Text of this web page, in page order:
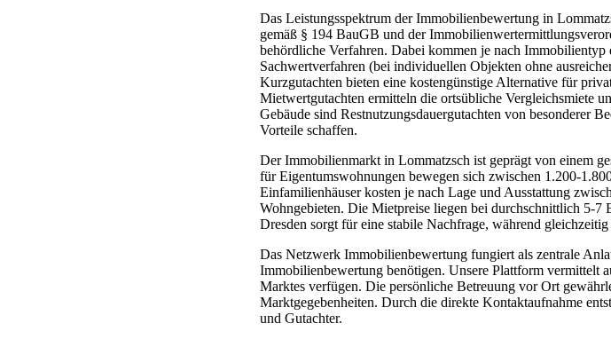
Das Leistungsspektrum der Immobilienbewertung in
gemäß § 194 BauGB und der
behördliche Verfahren. Dabei kommen je nach
Sachwertverfahren (bei individuellen Objekten ohne
Kurzgutachten bieten eine kostengünstige Alternative für
Mietwertgutachten ermitteln die ortsübliche Vergleichsmiete
Gebäude sind Restnutzungsdauergutachten von besonderer
Vorteile schaffen.
Der Immobilienmarkt in Lommatzsch ist geprägt von einem
für Eigentumswohnungen bewegen sich zwischen 1.200-
Einfamilienhäuser kosten je nach Lage und Ausstattung
Wohngebieten. Die Mietpreise liegen bei durchschnittlich 5-7
Dresden sorgt für eine stabile Nachfrage, während
Das Netzwerk Immobilienbewertung fungiert als zentrale
Immobilienbewertung benötigen. Unsere Plattform vermittelt
Marktes verfügen. Die persönliche Betreuung vor Ort
Marktgegebenheiten. Durch die direkte Kontaktaufnahme
und Gutachter.